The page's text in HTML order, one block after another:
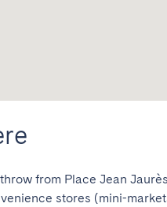
from Place Jean
stores (mini-